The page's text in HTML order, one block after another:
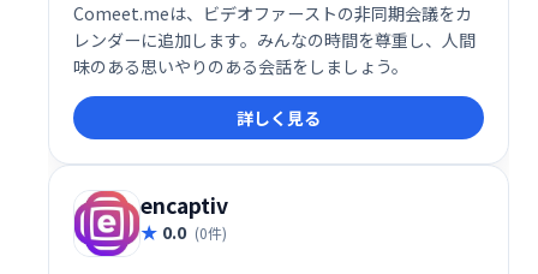
Comeet.meは、ビデオファーストの非同期会議をカ
レンダーに追加します。みんなの時間を尊重し、人間
味のある思いやりのある会話をしましょう。
詳しく見る
encaptiv
0.0 (0件)